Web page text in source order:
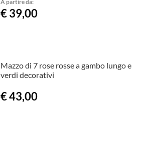
A partire da:
€ 39,00
Mazzo di 7 rose rosse a gambo lungo e
verdi decorativi
€ 43,00